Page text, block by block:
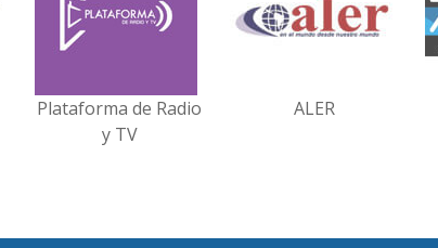
Plataforma de Radio
y TV
ALER